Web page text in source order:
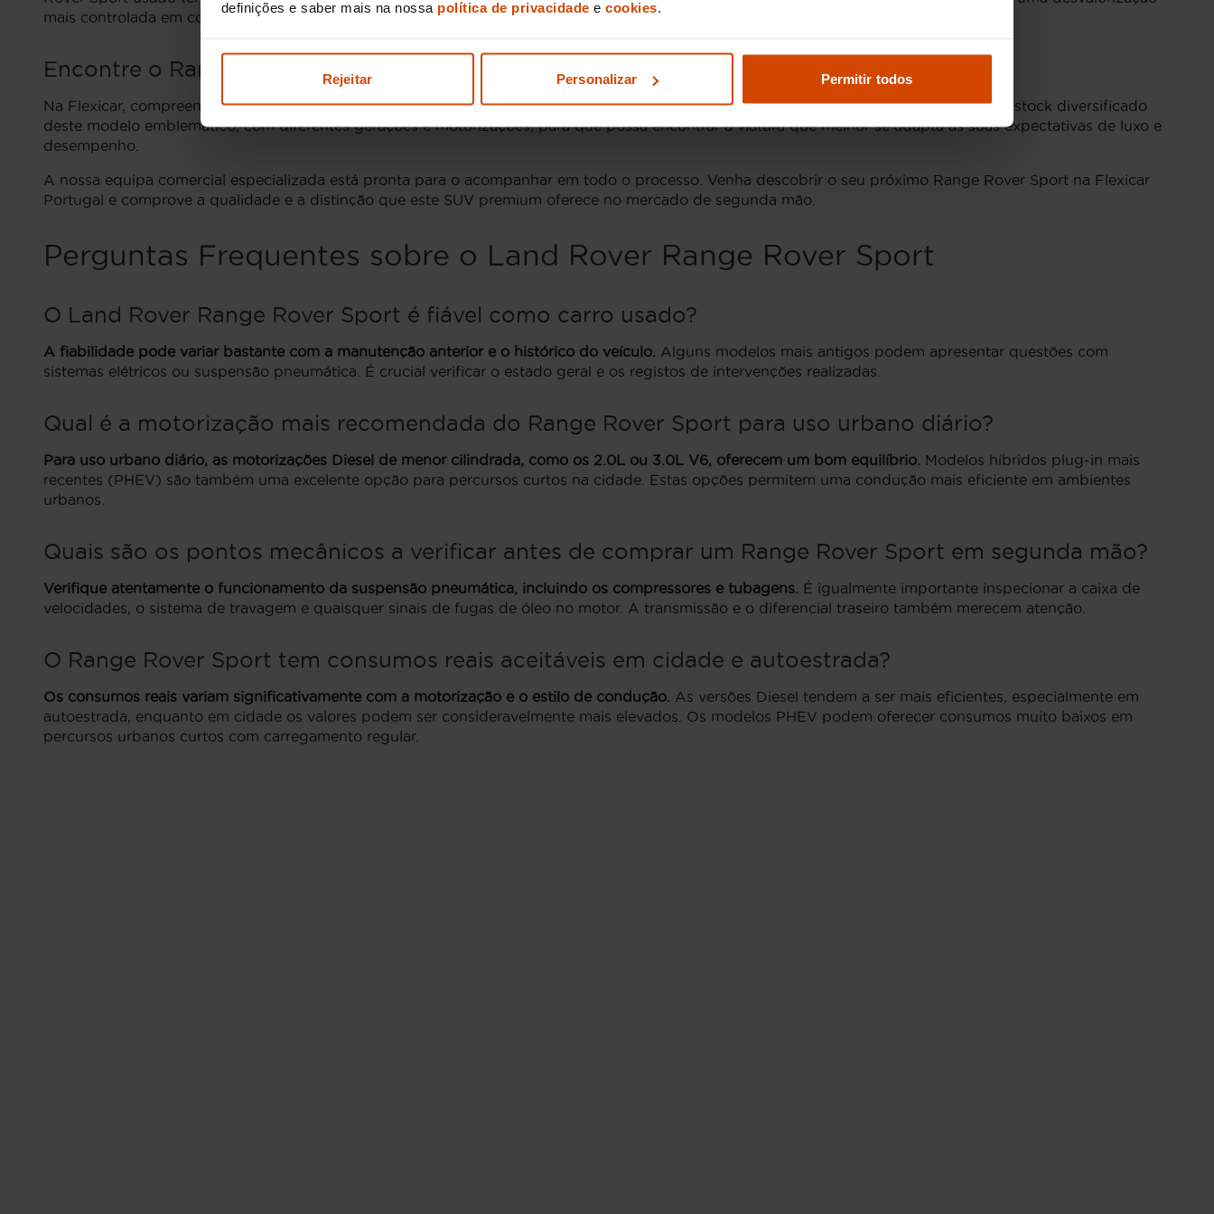
definições e saber mais na nossa política de privacidade e cookies.
Rejeitar Personalizar Permitir todos
mais controlada em comparação com outros veículos do segmento.
Encontre o Range Rover Sport ideal nas lojas Flexicar Portugal
Na Flexicar, compreendemos a paixão peloLand Rover Range Rover Sport usadoe a sua capacidade de impressionar. Dispomos de um stock diversificado
deste modelo emblemático, com diferentes gerações e motorizações, para que possa encontrar a viatura que melhor se adapta às suas expectativas de luxo e
desempenho.
A nossa equipa comercial especializada está pronta para o acompanhar em todo o processo. Venha descobrir o seu próximo Range Rover Sport na Flexicar
Portugal e comprove a qualidade e a distinção que este SUV premium oferece no mercado de segunda mão.
Perguntas Frequentes sobre o Land Rover Range Rover Sport
O Land Rover Range Rover Sport é fiável como carro usado?
A fiabilidade pode variar bastante com a manutenção anterior e o histórico do veículo. Alguns modelos mais antigos podem apresentar questões com
sistemas elétricos ou suspensão pneumática. É crucial verificar o estado geral e os registos de intervenções realizadas.
Qual é a motorização mais recomendada do Range Rover Sport para uso urbano diário?
Para uso urbano diário, as motorizações Diesel de menor cilindrada, como os 2.0L ou 3.0L V6, oferecem um bom equilíbrio. Modelos híbridos plug-in mais
recentes (PHEV) são também uma excelente opção para percursos curtos na cidade. Estas opções permitem uma condução mais eficiente em ambientes
urbanos.
Quais são os pontos mecânicos a verificar antes de comprar um Range Rover Sport em segunda mão?
Verifique atentamente o funcionamento da suspensão pneumática, incluindo os compressores e tubagens. É igualmente importante inspecionar a caixa de
velocidades, o sistema de travagem e quaisquer sinais de fugas de óleo no motor. A transmissão e o diferencial traseiro também merecem atenção.
O Range Rover Sport tem consumos reais aceitáveis em cidade e autoestrada?
Os consumos reais variam significativamente com a motorização e o estilo de condução. As versões Diesel tendem a ser mais eficientes, especialmente em
autoestrada, enquanto em cidade os valores podem ser consideravelmente mais elevados. Os modelos PHEV podem oferecer consumos muito baixos em
percursos urbanos curtos com carregamento regular.